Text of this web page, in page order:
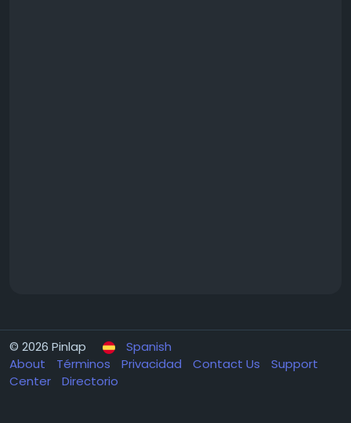
© 2026 Pinlap
Spanish
About
Términos Privacidad Contact Us
Support
Center
Directorio